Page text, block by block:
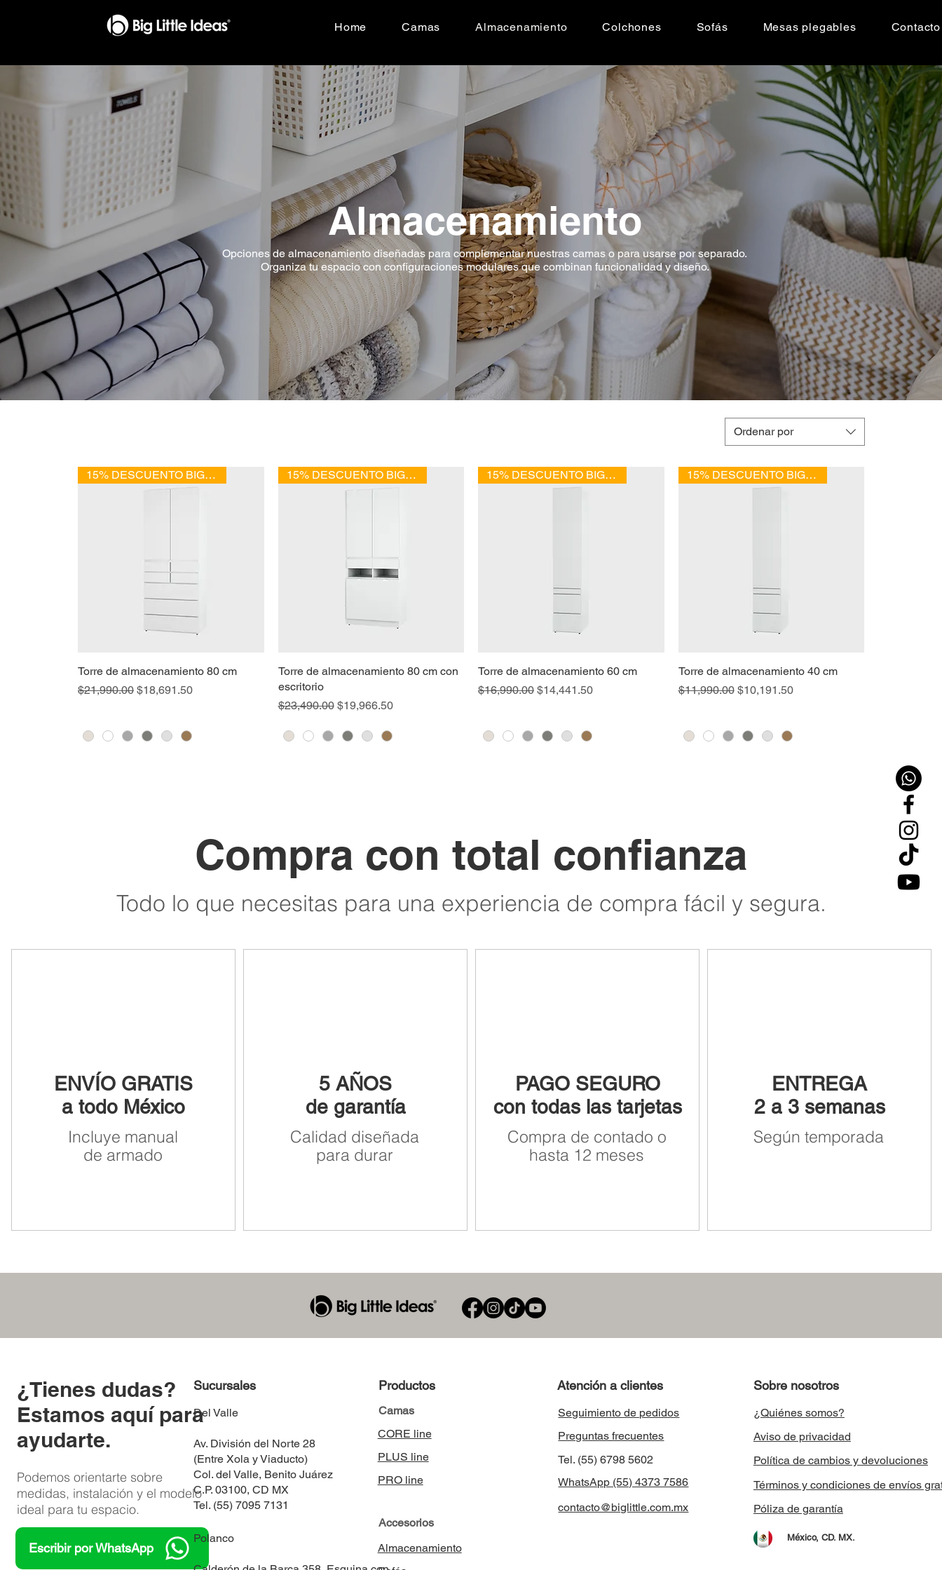
Home Camas Almacenamiento Colchones Sofás Mesas plegables Contacto
Almacenamiento
Opciones de almacenamiento diseñadas para complementar nuestras camas o para usarse por separado.
Organiza tu espacio con configuraciones modulares que combinan funcionalidad y diseño.
Ordenar por
15% DESCUENTO BIG SALE
Torre de almacenamiento 80 cm
Precio
$21,990.00 Precio de oferta
$18,691.50
15% DESCUENTO BIG SALE
Torre de almacenamiento 80 cm con
escritorio
Precio
$23,490.00 Precio de oferta
$19,966.50
15% DESCUENTO BIG SALE
Torre de almacenamiento 60 cm
Precio
$16,990.00 Precio de oferta
$14,441.50
15% DESCUENTO BIG SALE
Torre de almacenamiento 40 cm
Precio
$11,990.00 Precio de oferta
$10,191.50
Compra con total confianza
Todo lo que necesitas para una experiencia de compra fácil y segura.
ENVÍO GRATIS
a todo México
Incluye manual
de armado
5 AÑOS
de garantía
Calidad diseñada
para durar
PAGO SEGURO
con todas las tarjetas
Compra de contado o
hasta 12 meses
ENTREGA
2 a 3 semanas
Según temporada
​¿Tienes dudas?
Estamos aquí para
ayudarte.
Podemos orientarte sobre
medidas, instalación y el modelo
ideal para tu espacio.
Escribir por WhatsApp
Sucursales
Del Valle
Av. División del Norte 28
(Entre Xola y Viaducto)
Col. del Valle, Benito Juárez
C.P. 03100, CD MX
Tel. (55) 7095 7131
Polanco
Productos
Camas
CORE line
PLUS line
PRO line
Accesorios
Almacenamiento
Atención a clientes
Seguimiento de pedidos
Preguntas frecuentes
Tel. (55) 6798 5602
WhatsApp (55) 4373 7586
contacto@biglittle.com.mx
Sobre nosotros
¿Quiénes somos?
Aviso de privacidad
Política de cambios y devoluciones
Términos y condiciones de envíos
Póliza de garantía
México, CD. MX.